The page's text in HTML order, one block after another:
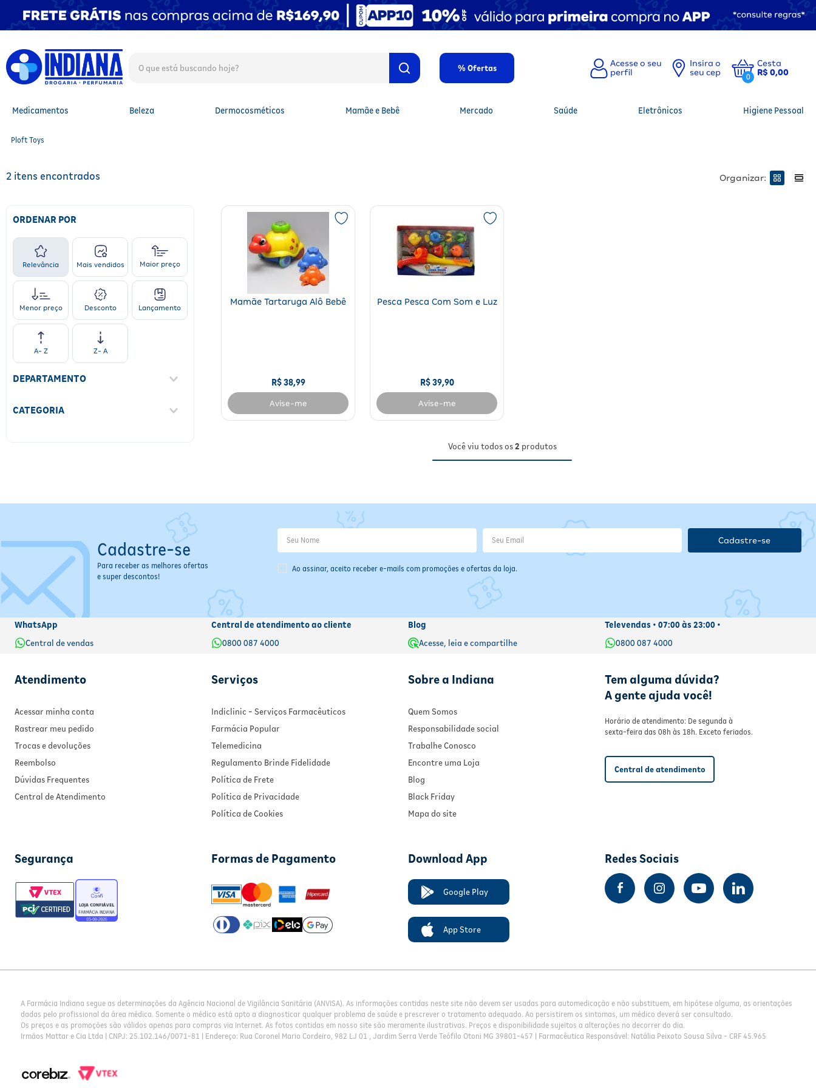
% Ofertas
Insira o
seu cep
0
Cesta
R$ 0,00
Medicamentos Beleza Dermocosméticos Mamãe e Bebê Mercado Saúde Eletrônicos Higiene Pessoal
Ploft Toys
2 Organizar:
ORDENAR POR
Relevância Mais vendidos Maior preço
Menor preço Desconto Lançamento
A- Z Z- A
CATEGORIA
DEPARTAMENTO
Mamãe Tartaruga Alô Bebê
R$ 38,99
Avise-me
Pesca Pesca Com Som e Luz
R$ 39,90
Avise-me
Você viu todos os2 produtos
Cadastre-se
Para receber as melhores ofertas
e super descontos!
Ao assinar, aceito receber e-mails com promoções e ofertas da loja.
Cadastre-se
WhatsApp
Central de vendas
Central de atendimento ao cliente
0800 087 4000
Blog
Acesse, leia e compartilhe
Televendas • 07:00 às 23:00 •
0800 087 4000
Atendimento
Acessar minha conta
Rastrear meu pedido
Trocas e devoluções
Reembolso
Dúvidas Frequentes
Central de Atendimento
Serviços
Indiclinic - Serviços Farmacêuticos
Farmácia Popular
Telemedicina
Regulamento Brinde Fidelidade
Política de Frete
Política de Privacidade
Política de Cookies
Sobre a Indiana
Quem Somos
Responsabilidade social
Trabalhe Conosco
Encontre uma Loja
Blog
Black Friday
Mapa do site
Tem alguma dúvida?
A gente ajuda você!
Horário de atendimento: De segunda à
sexta-feira das 08h às 18h. Exceto feriados.
Central de atendimento
Segurança Formas de Pagamento Download App
Google Play
App Store
Redes Sociais
A Farmácia Indiana segue as determinações da Agência Nacional de Vigilância Sanitária (ANVISA). As informações contidas neste site não devem ser usadas para automedicação e não substituem, em hipótese alguma, as orientações
dadas pelo profissional da área médica. Somente o médico está apto a diagnosticar qualquer problema de saúde e prescrever o tratamento adequado. Ao persistirem os sintomas, um médico deverá ser consultado.
Os preços e as promoções são válidos apenas para compras via Internet. As fotos contidas em nosso site são meramente ilustrativas. Preços e disponibilidade sujeitos a alterações no decorrer do dia.
Irmãos Mattar e Cia Ltda | CNPJ: 25.102.146/0071-81 | Endereço: Rua Coronel Mario Cordeiro, 982 LJ 01 , Jardim Serra Verde Teófilo Otoni MG 39801-457 | Farmacêutica Responsável: Natália Peixoto Sousa Silva - CRF 45.965
TERMOS MAIS BUSCADOS
1º
fralda
fralda xg
7